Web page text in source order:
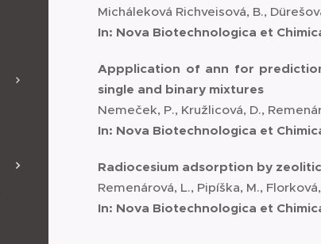
Micháleková Richveisová, B.,
In: Nova Biotechnologica et
Appplication of ann for
single and binary mixtures
Nemeček, P., Kružlicová, D.,
In: Nova Biotechnologica et
Radiocesium adsorption by
Remenárová, L., Pipíška, M.,
In: Nova Biotechnologica et